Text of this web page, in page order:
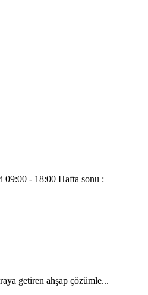
09:00 - 18:00 Hafta sonu :
getiren ahşap çözümle...